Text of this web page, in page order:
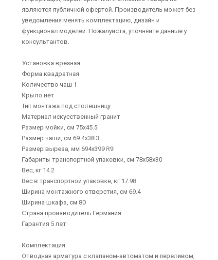
являются публичной офертой. Производитель может без
уведомления менять комплектацию, дизайн и
функционал моделей. Пожалуйста, уточняйте данные у
консультантов.
Установка врезная
Форма квадратная
Количество чаш 1
Крыло нет
Тип монтажа под столешницу
Материал искусственный гранит
Размер мойки, см 75х45.5
Размер чаши, см 69.4х38.3
Размер выреза, мм 694x399 R9
Габариты транспортной упаковки, см 78x58x30
Вес, кг 14.2
Вес в транспортной упаковке, кг 17.98
Ширина монтажного отверстия, см 69.4
Ширина шкафа, см 80
Страна производитель Германия
Гарантия 5 лет
Комплектация
Отводная арматура с клапаном-автоматом и переливом,